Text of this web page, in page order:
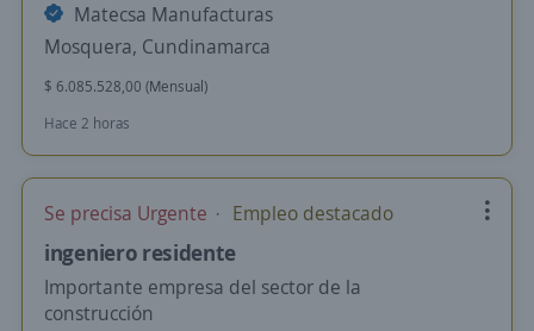
Matecsa Manufacturas
Mosquera, Cundinamarca
$ 6.085.528,00 (Mensual)
Hace 2 horas
Se precisa Urgente Empleo destacado
ingeniero residente
Importante empresa del sector de la
construcción